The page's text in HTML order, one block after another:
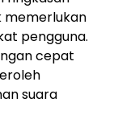
memerlukan
pengguna.
cepat
suara